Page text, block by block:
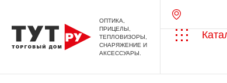
ОПТИКА,
ПРИЦЕЛЫ,
ТЕПЛОВИЗОРЫ,
СНАРЯЖЕНИЕ И
АКСЕССУАРЫ.